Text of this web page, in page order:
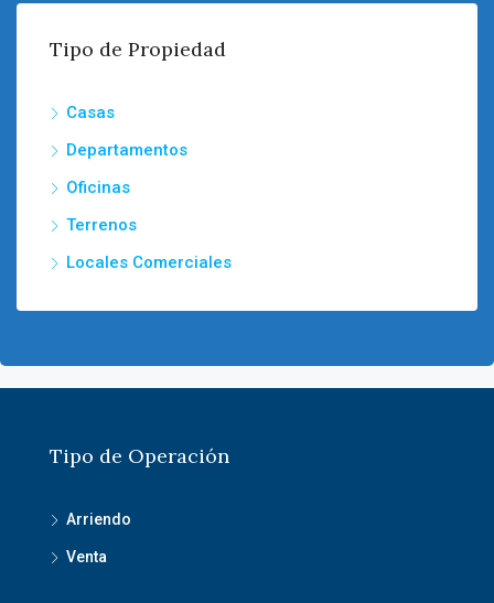
Tipo de Propiedad
Casas
Departamentos
Oficinas
Terrenos
Locales Comerciales
Tipo de Operación
Arriendo
Venta